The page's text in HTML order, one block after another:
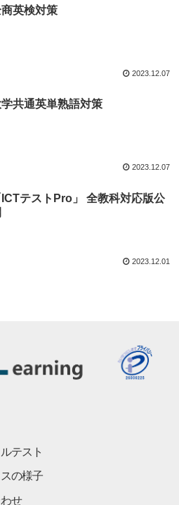
英検対策
2023.12.07
学共通英単熟語対策
2023.12.07
ICTテストPro」 全教科対応版公
2023.12.01
テスト
の様子
せ